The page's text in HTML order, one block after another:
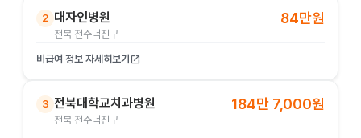
2 대자인병원
전북 전주덕진구
84만원
비급여 정보 자세히보기 open_in_new
3 전북대학교치과병원
전북 전주덕진구
184만 7,000원